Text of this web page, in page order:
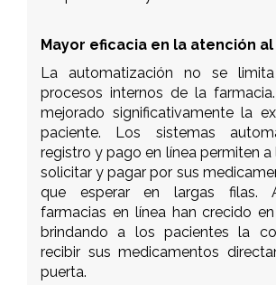
Mayor eficacia en la atención
La automatización no se
procesos internos de la
mejorado significativamente la
paciente. Los sistemas
registro y pago en línea permiten a
solicitar y pagar por sus
que esperar en largas filas.
farmacias en línea han crecido
brindando a los pacientes la
recibir sus medicamentos
puerta.